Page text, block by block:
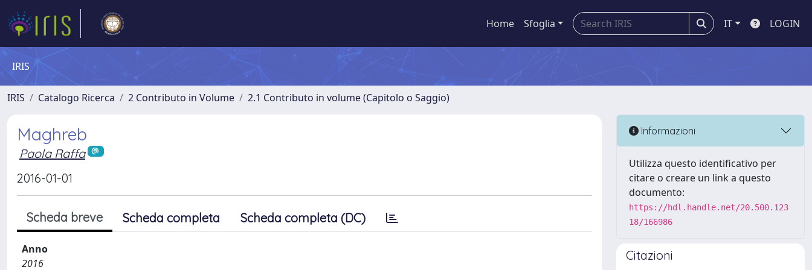
Home Sfoglia IT LOGIN
IRIS
IRIS Catalogo Ricerca 2 Contributo in Volume 2.1 Contributo in volume (Capitolo o Saggio)
Maghreb
Paola Raffa
2016-01-01
Scheda breve Scheda completa Scheda completa (DC)
Anno
2016
Informazioni
Utilizza questo identificativo per
citare o creare un link a questo
documento:
https://hdl.handle.net/20.500.123
18/166986
Citazioni